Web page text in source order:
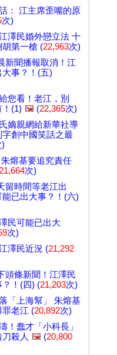
： 江主席歪嘴的原
次)
澤民婚外戀立法 十
第一槍 (22,963次)
新聞播報取消！江
事？！(五)
您看！老江，別
！(1) 🖼️ (22,365次)
嫡親網給新華社導
創中國笑話之最
)
熔基要追究責任
21,664次)
留時間等老江出
已出大事？！(六)
民可能已出大
次)
澤民近況 (21,292
頭條新聞！江澤民
？！(四) (21,203次)
「上海幫」 朱熔基
罪老江 (20,892次)
！蠢才「小科長」
殺人 🖼️ (20,800